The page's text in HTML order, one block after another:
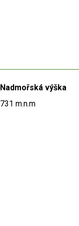
Nadmořská výška
731 m.n.m